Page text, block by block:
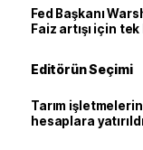
Fed Başkanı
Faiz artışı için
Editörün Seçimi
Tarım
hesaplara yatırıldı